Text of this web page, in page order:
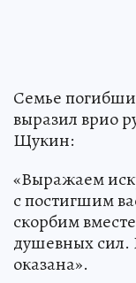
Семье
выразил врио
Щукин:
«Выражаем
с постигшим
скорбим
душевных сил.
оказана».